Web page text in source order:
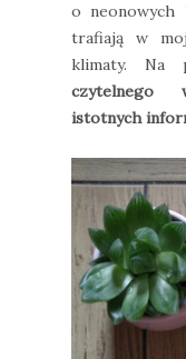
o
trafiają w
klimaty. Na
czytelnego
istotnych